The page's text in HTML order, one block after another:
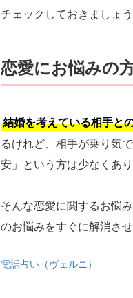
チェックしておきましょう
恋愛にお悩みの
結婚を考えている相手と
るけれど、相手が乗り気
安」という方は少なくあり
そんな恋愛に関するお悩
のお悩みをすぐに解消させ
電話占い（ヴェルニ）